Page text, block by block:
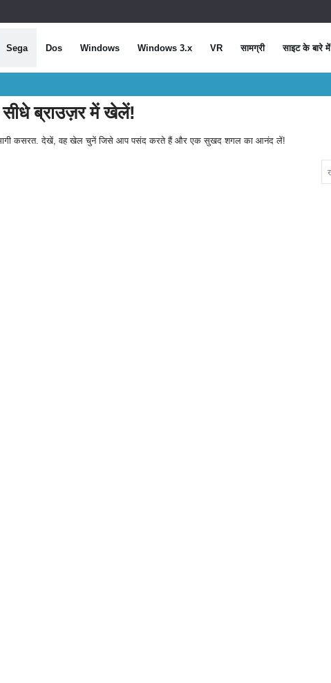
Sega Dos Windows Windows 3.x VR सामग्री साइट के बारे में
ब्राउज़र में खेलें!
दिमागी कसरत. देखें, वह खेल चुनें जिसे आप पसंद करते हैं और एक सुखद शगल का आनंद लें!